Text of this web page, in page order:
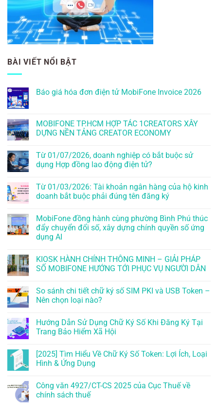
BÀI VIẾT NỔI BẬT
Báo giá hóa đơn điện tử MobiFone Invoice 2026
MOBIFONE TP.HCM HỢP TÁC 1CREATORS XÂY
DỰNG NỀN TẢNG CREATOR ECONOMY
Từ 01/07/2026, doanh nghiệp có bắt buộc sử
dụng Hợp đồng lao động điện tử?
Từ 01/03/2026: Tài khoản ngân hàng của hộ kinh
doanh bắt buộc phải đúng tên đăng ký
MobiFone đồng hành cùng phường Bình Phú thúc
đẩy chuyển đổi số, xây dựng chính quyền số ứng
dụng AI
KIOSK HÀNH CHÍNH THÔNG MINH – GIẢI PHÁP
SỐ MOBIFONE HƯỚNG TỚI PHỤC VỤ NGƯỜI DÂN
So sánh chi tiết chữ ký số SIM PKI và USB Token –
Nên chọn loại nào?
Hướng Dẫn Sử Dụng Chữ Ký Số Khi Đăng Ký Tại
Trang Bảo Hiểm Xã Hội
[2025] Tìm Hiểu Về Chữ Ký Số Token: Lợi Ích, Loại
Hình & Ứng Dụng
Công văn 4927/CT-CS 2025 của Cục Thuế về
chính sách thuế